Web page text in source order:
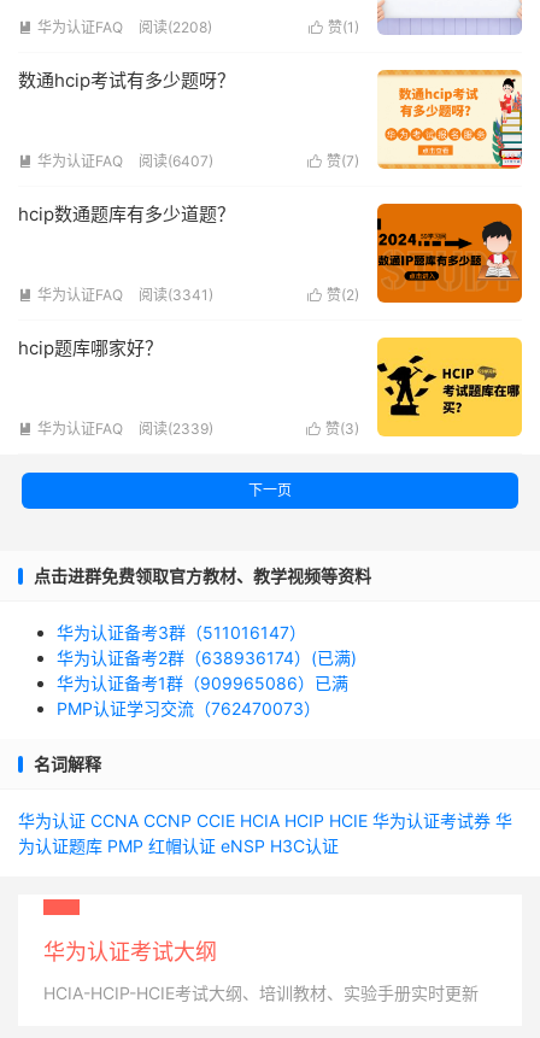
 赞(1 )
 华为认证FAQ 阅读(2208)
数通hcip考试有多少题呀？
 赞(7)
 华为认证FAQ 阅读(6407)
hcip数通题库有多少道题？
 赞(2)
 华为认证FAQ 阅读(3341)
hcip题库哪家好？
 赞(3)
 华为认证FAQ 阅读(2339)
下一页
点击进群免费领取官方教材、教学视频等资料
华为认证备考3群（511016147）
华为认证备考2群（638936174）(已满)
华为认证备考1群（909965086）已满
PMP认证学习交流（762470073）
名词解释
华为认证 CCNA CCNP CCIE HCIA HCIP HCIE 华为认证考试券 华
为认证题库 PMP 红帽认证 eNSP H3C认证
华为认证考试大纲
HCIA-HCIP-HCIE考试大纲、培训教材、实验手册实时更新